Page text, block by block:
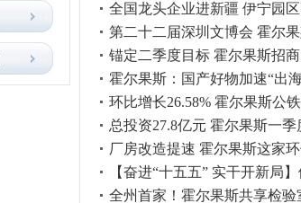
全国龙头企业进新疆 伊宁园
第二十二届深圳文博会 霍尔
锚定二季度目标 霍尔果斯招
霍尔果斯：国产好物加速“出海
环比增长26.58% 霍尔果斯公
总投资27.8亿元 霍尔果斯一
厂房改造提速 霍尔果斯这家
【奋进“十五五” 实干开新局
全州首家！霍尔果斯共享检验